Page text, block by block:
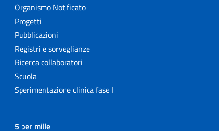
Organismo Notificato
Progetti
Pubblicazioni
Registri e sorveglianze
Ricerca collaboratori
Scuola
Sperimentazione clinica fase I
5 per mille